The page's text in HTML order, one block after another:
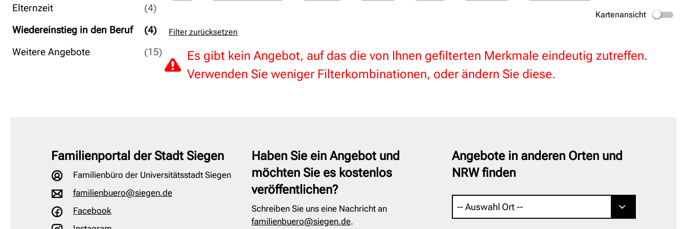
Elternzeit
(4)
Wiedereinstieg in den Beruf
(4)
Weitere Angebote
(15)
Kartenansicht
Filter zurücksetzen
Es gibt kein Angebot, auf das die von Ihnen gefilterten Merkmale eindeutig zutreffen.
Verwenden Sie weniger Filterkombinationen, oder ändern Sie diese.
Familienportal der Stadt Siegen
Familienbüro der Universitätsstadt Siegen
familienbuero@siegen.de
Facebook
Haben Sie ein Angebot und
möchten Sie es kostenlos
veröffentlichen?
Schreiben Sie uns eine Nachricht an
familienbuero@siegen.de.
Angebote in anderen Orten und
NRW finden